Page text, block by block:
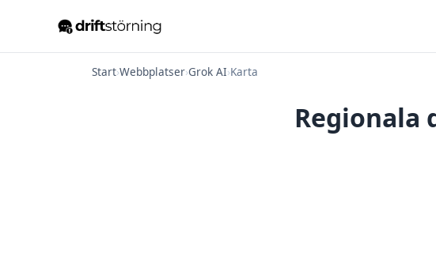
Start›Webbplatser›Grok AI›Karta
Regionala